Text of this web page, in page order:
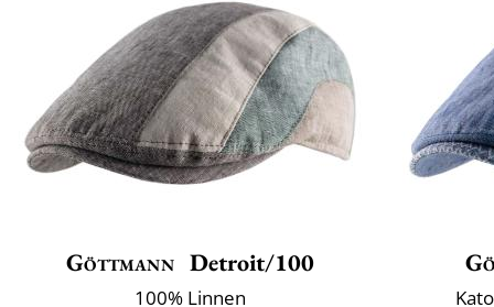
Göttmann Detroit/100
100% Linnen